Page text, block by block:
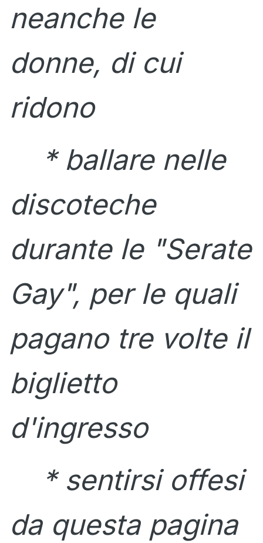
neanche le
donne, di cui
ridono
* ballare nelle
discoteche
durante le "Serate
Gay", per le quali
pagano tre volte il
biglietto
d'ingresso
* sentirsi offesi
da questa pagina